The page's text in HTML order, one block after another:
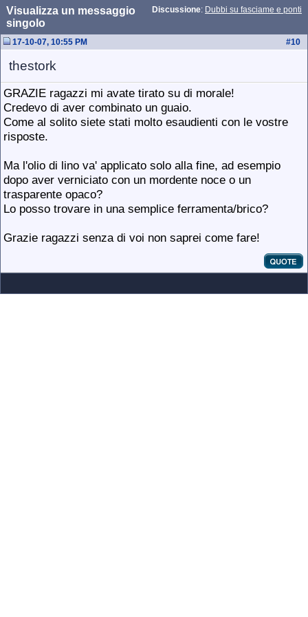
Discussione: Dubbi su fasciame e ponti
Visualizza un messaggio
singolo
#10
17-10-07, 10:55 PM
thestork
GRAZIE ragazzi mi avate tirato su di morale!
Credevo di aver combinato un guaio.
Come al solito siete stati molto esaudienti con le vostre
risposte.
Ma l'olio di lino va' applicato solo alla fine, ad esempio
dopo aver verniciato con un mordente noce o un
trasparente opaco?
Lo posso trovare in una semplice ferramenta/brico?
Grazie ragazzi senza di voi non saprei come fare!